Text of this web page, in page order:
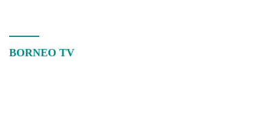
BORNEO TV